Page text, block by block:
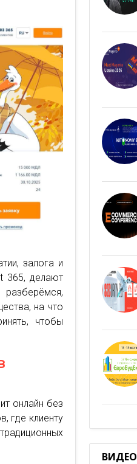
залога и
365, делают
на что
чтобы
онлайн без
где клиенту
ВИДЕО